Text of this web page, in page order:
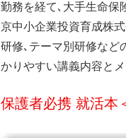
勤務を経て､大手生命保
京中小企業投資育成株
研修､テーマ別研修など
かりやすい講義内容と
保護者必携 就活本